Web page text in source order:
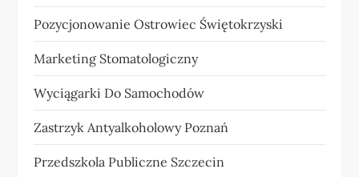
Pozycjonowanie Ostrowiec Świętokrzyski
Marketing Stomatologiczny
Wyciągarki Do Samochodów
Zastrzyk Antyalkoholowy Poznań
Przedszkola Publiczne Szczecin